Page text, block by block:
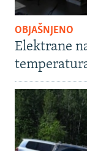
OBJAŠNJENO
Elektrane